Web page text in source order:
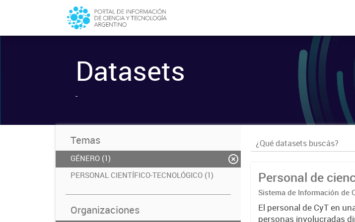
Datasets
-
Temas
GÉNERO (1)
PERSONAL CIENTÍFICO-TECNOLÓGICO (1)
Organizaciones
Personal de
Sistema de Información de
El personal de CyT en
personas involucradas